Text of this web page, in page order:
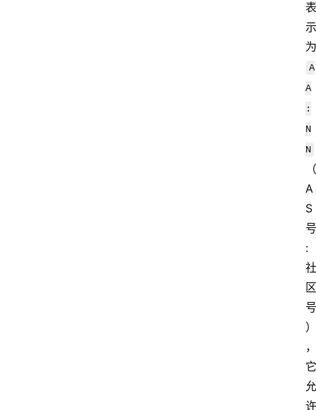
表
示
A
A
:
N
N
（
A
S
号
:
社
区
号
）
，
它
允
许